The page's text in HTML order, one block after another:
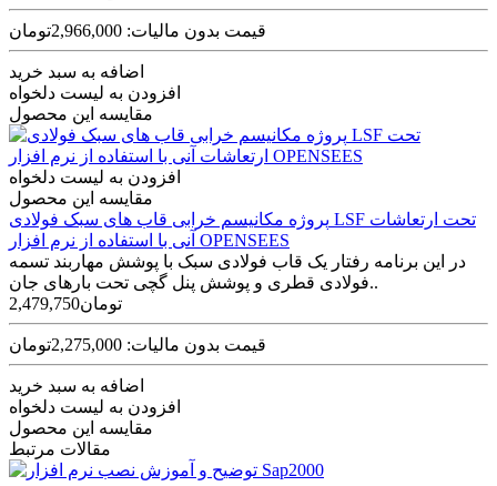
قیمت بدون مالیات: 2,966,000تومان
اضافه به سبد خرید
افزودن به لیست دلخواه
مقایسه این محصول
افزودن به لیست دلخواه
مقایسه این محصول
پروژه مکانیسم خرابی قاب های سبک فولادی LSF تحت ارتعاشات
آنی با استفاده از نرم افزار OPENSEES
در این برنامه رفتار یک قاب فولادی سبک با پوشش مهاربند تسمه
فولادی قطری و پوشش پنل گچی تحت بارهای جان..
2,479,750تومان
قیمت بدون مالیات: 2,275,000تومان
اضافه به سبد خرید
افزودن به لیست دلخواه
مقایسه این محصول
مقالات مرتبط